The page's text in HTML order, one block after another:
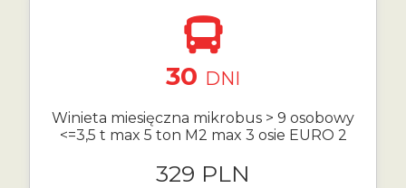
30 DNI
Winieta miesięczna mikrobus > 9 osobowy
<=3,5 t max 5 ton M2 max 3 osie EURO 2
329 PLN